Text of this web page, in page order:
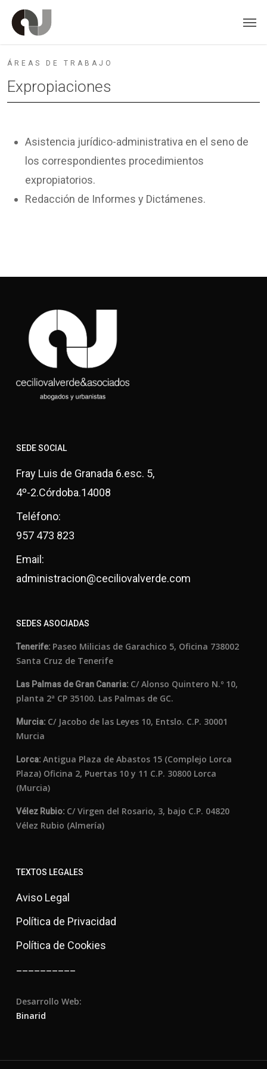
Skip
content
ÁREAS DE TRABAJO
Expropiaciones
Asistencia jurídico-administrativa en el seno de
los correspondientes procedimientos
expropiatorios.
Redacción de Informes y Dictámenes.
SEDE SOCIAL
Fray Luis de Granada 6.esc. 5,
4º-2.Córdoba.14008
Teléfono:
957 473 823
Email:
administracion@ceciliovalverde.com
SEDES ASOCIADAS
Tenerife: Paseo Milicias de Garachico 5, Oficina 738002
Santa Cruz de Tenerife
Las Palmas de Gran Canaria: C/ Alonso Quintero N.º 10,
planta 2ª CP 35100. Las Palmas de GC.
Murcia: C/ Jacobo de las Leyes 10, Entslo. C.P. 30001
Murcia
Lorca: Antigua Plaza de Abastos 15 (Complejo Lorca
Plaza) Oficina 2, Puertas 10 y 11 C.P. 30800 Lorca
(Murcia)
Vélez Rubio: C/ Virgen del Rosario, 3, bajo C.P. 04820
Vélez Rubio (Almería)
TEXTOS LEGALES
Aviso Legal
Política de Privacidad
Política de Cookies
Desarrollo Web:
Binarid